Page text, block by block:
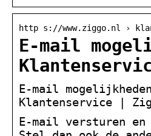
http s://www.ziggo.nl ›
E-mail
E-mail
Klantenservice |
E-mail versturen en